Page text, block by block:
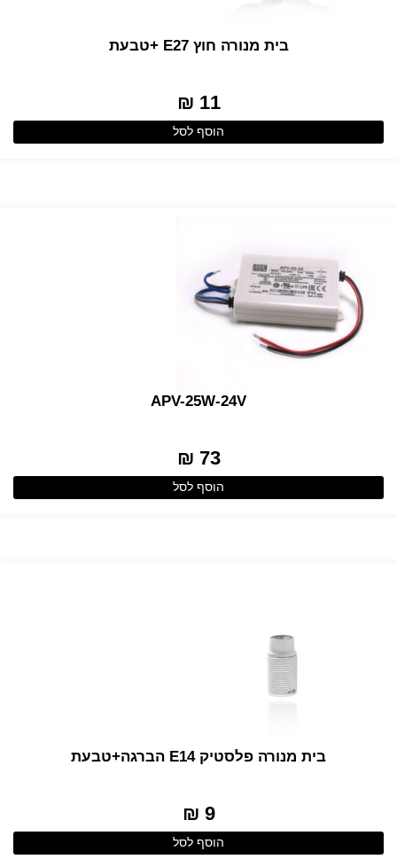
בית מנורה חוץ E27 +טבעת
11 ₪
הוסף לסל
APV-25W-24V
73 ₪
הוסף לסל
בית מנורה פלסטיק E14 הברגה+טבעת
9 ₪
הוסף לסל